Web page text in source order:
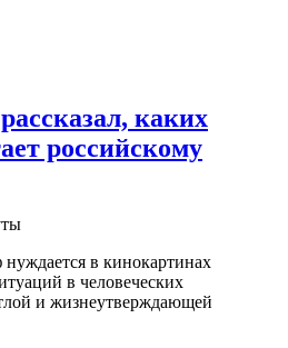
каких
российскому
в кинокартинах
в человеческих
и жизнеутверждающей